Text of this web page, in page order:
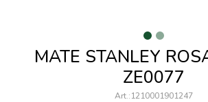
MATE STANLEY
ZE0077
1210001901247